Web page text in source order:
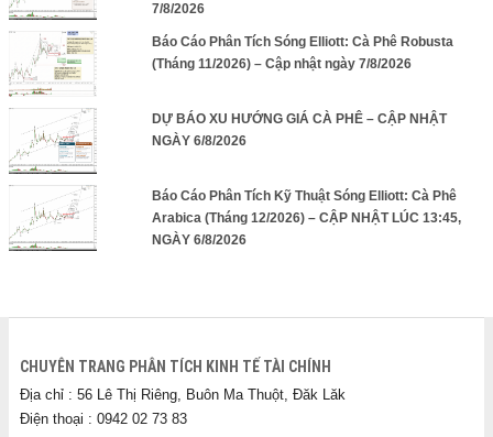
7/8/2026
Báo Cáo Phân Tích Sóng Elliott: Cà Phê Robusta
(Tháng 11/2026) – Cập nhật ngày 7/8/2026
DỰ BÁO XU HƯỚNG GIÁ CÀ PHÊ – CẬP NHẬT
NGÀY 6/8/2026
Báo Cáo Phân Tích Kỹ Thuật Sóng Elliott: Cà Phê
Arabica (Tháng 12/2026) – CẬP NHẬT LÚC 13:45,
NGÀY 6/8/2026
CHUYÊN TRANG PHÂN TÍCH KINH TẾ TÀI CHÍNH
Địa chỉ : 56 Lê Thị Riêng, Buôn Ma Thuột, Đăk Lăk
Điện thoại : 0942 02 73 83